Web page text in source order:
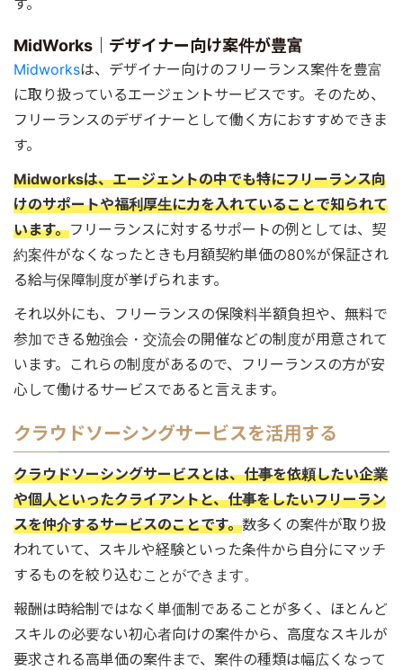
す。
MidWorks｜デザイナー向け案件が豊富
Midworksは、デザイナー向けのフリーランス案件を豊富
に取り扱っているエージェントサービスです。そのため、
フリーランスのデザイナーとして働く方におすすめできま
す。
Midworksは、エージェントの中でも特にフリーランス向
けのサポートや福利厚生に力を入れていることで知られて
います。フリーランスに対するサポートの例としては、契
約案件がなくなったときも月額契約単価の80%が保証され
る給与保障制度が挙げられます。
それ以外にも、フリーランスの保険料半額負担や、無料で
参加できる勉強会・交流会の開催などの制度が用意されて
います。これらの制度があるので、フリーランスの方が安
心して働けるサービスであると言えます。
クラウドソーシングサービスを活用する
クラウドソーシングサービスとは、仕事を依頼したい企業
や個人といったクライアントと、仕事をしたいフリーラン
スを仲介するサービスのことです。数多くの案件が取り扱
われていて、スキルや経験といった条件から自分にマッチ
するものを絞り込むことができます。
報酬は時給制ではなく単価制であることが多く、ほとんど
スキルの必要ない初心者向けの案件から、高度なスキルが
要求される高単価の案件まで、案件の種類は幅広くなって